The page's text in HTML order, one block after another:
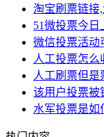
淘宝刷票链接
51微投票今
微信投票活动
人工投票怎么
人工刷票但是
该用户投票被
水军投票是如